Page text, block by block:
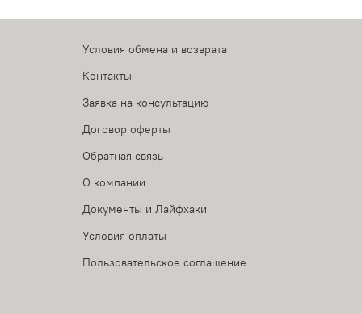
Условия обмена и возврата
Контакты
Заявка на консультацию
Договор оферты
Обратная связь
О компании
Документы и Лайфхаки
Условия оплаты
Пользовательское соглашение